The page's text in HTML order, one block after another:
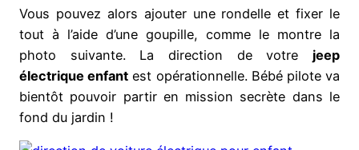
Vous pouvez alors ajouter une rondelle et fixer le
tout à l’aide d’une goupille, comme le montre la
photo suivante. La direction de votre jeep
électrique enfant est opérationnelle. Bébé pilote va
bientôt pouvoir partir en mission secrète dans le
fond du jardin !